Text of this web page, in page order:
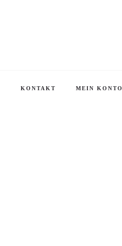
KONTAKT MEIN KONTO